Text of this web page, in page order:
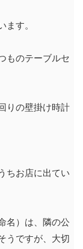
ます。
ものテーブルセ
りの壁掛け時計
ちお店に出てい
名）は、隣の公
うですが、大切